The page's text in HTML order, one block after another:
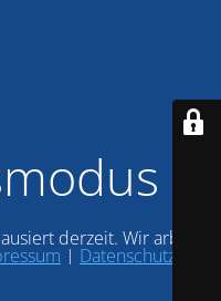
derzeit. Wir arbeiten
| Datenschutz